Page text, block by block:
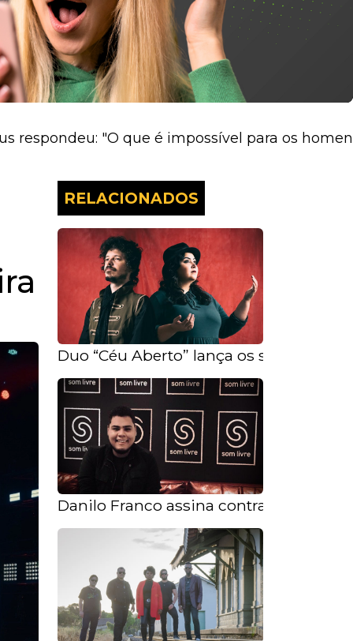
"O que é impossível para os homens é
RELACIONADOS
Duo “Céu Aberto” lança os singles
Danilo Franco assina contrato com a